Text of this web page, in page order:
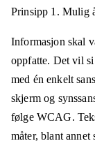
Prinsipp 1. Mulig
Informasjon skal
oppfatte. Det vil
med én enkelt
skjerm og
følge WCAG.
måter, blant